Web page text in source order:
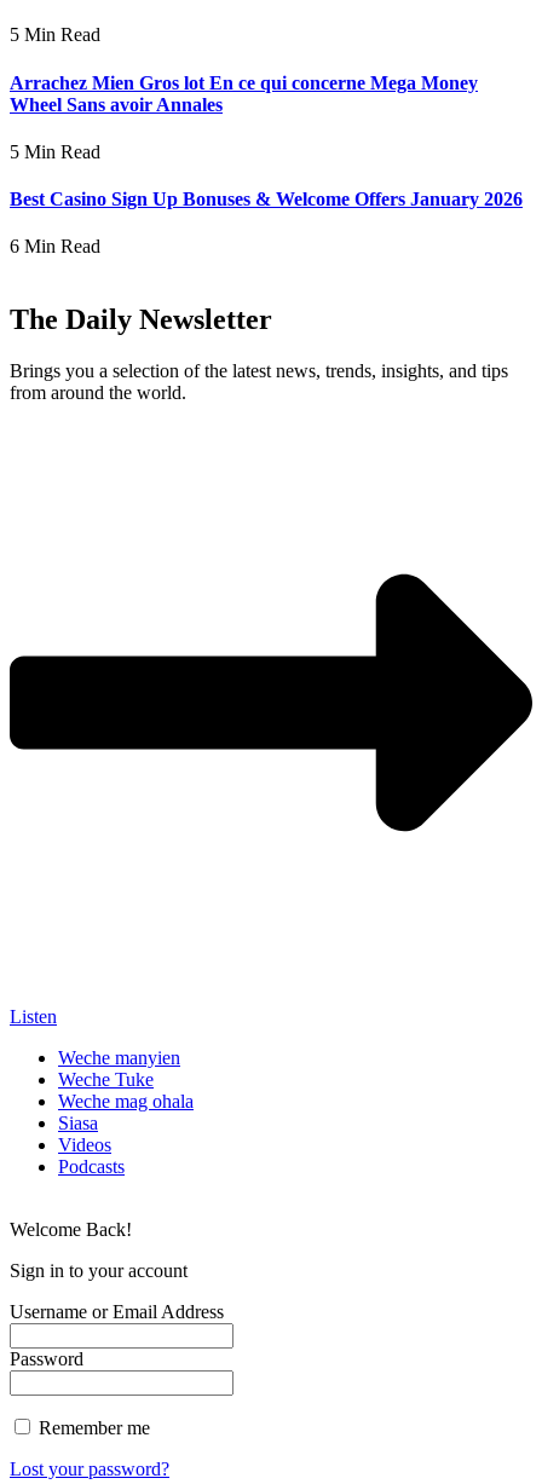
5 Min Read
Arrachez Mien Gros lot En ce qui concerne Mega Money
Wheel Sans avoir Annales
5 Min Read
Best Casino Sign Up Bonuses & Welcome Offers January 2026
6 Min Read
The Daily Newsletter
Brings you a selection of the latest news, trends, insights, and tips
from around the world.
Listen
Weche manyien
Weche Tuke
Weche mag ohala
Siasa
Videos
Podcasts
Welcome Back!
Sign in to your account
Username or Email Address
Password
Remember me
Lost your password?